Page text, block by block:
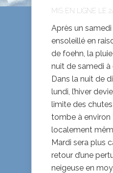
MIS EN LIGNE LE
Après un
ensoleillé en
de foehn, la
nuit de samedi à
Dans la nuit de
lundi, l’hiver
limite des
tombe à environ
localement
Mardi sera plus
retour d’une
neigeuse en